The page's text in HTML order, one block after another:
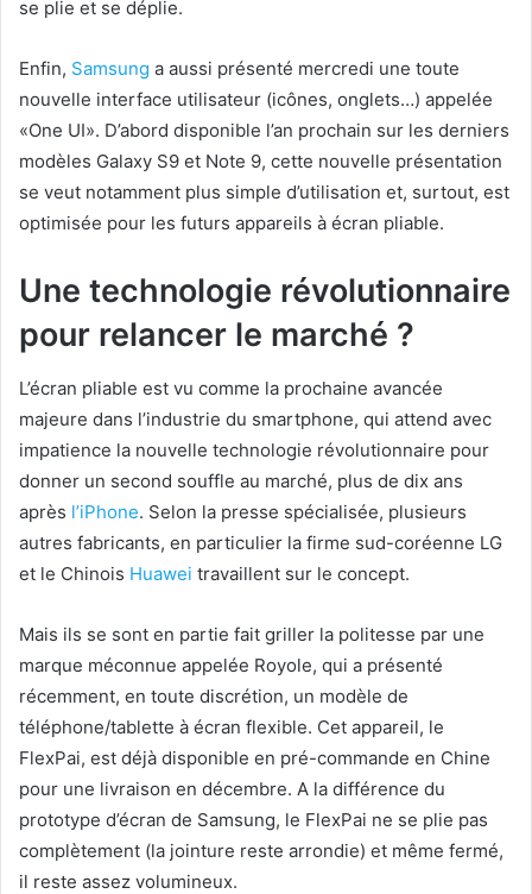
se plie et se déplie.
Enfin, Samsung a aussi présenté mercredi une toute
nouvelle interface utilisateur (icônes, onglets…) appelée
«One UI». D’abord disponible l’an prochain sur les derniers
modèles Galaxy S9 et Note 9, cette nouvelle présentation
se veut notamment plus simple d’utilisation et, surtout, est
optimisée pour les futurs appareils à écran pliable.
Une technologie révolutionnaire
pour relancer le marché ?
L’écran pliable est vu comme la prochaine avancée
majeure dans l’industrie du smartphone, qui attend avec
impatience la nouvelle technologie révolutionnaire pour
donner un second souffle au marché, plus de dix ans
après l’iPhone. Selon la presse spécialisée, plusieurs
autres fabricants, en particulier la firme sud-coréenne LG
et le Chinois Huawei travaillent sur le concept.
Mais ils se sont en partie fait griller la politesse par une
marque méconnue appelée Royole, qui a présenté
récemment, en toute discrétion, un modèle de
téléphone/tablette à écran flexible. Cet appareil, le
FlexPai, est déjà disponible en pré-commande en Chine
pour une livraison en décembre. A la différence du
prototype d’écran de Samsung, le FlexPai ne se plie pas
complètement (la jointure reste arrondie) et même fermé,
il reste assez volumineux.